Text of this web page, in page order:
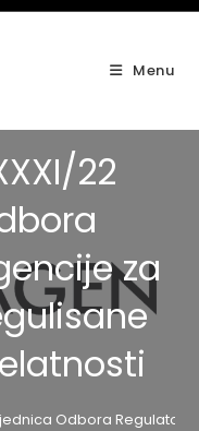
Menu
22
za
Odbora